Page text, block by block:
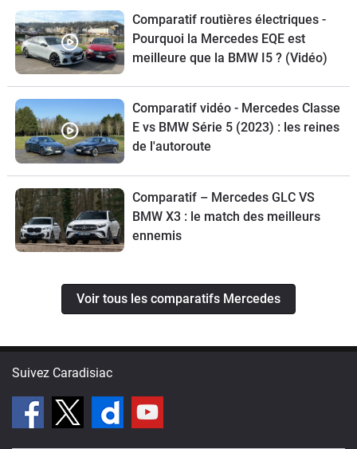
Comparatif routières électriques -
Pourquoi la Mercedes EQE est
meilleure que la BMW I5 ? (Vidéo)
Comparatif vidéo - Mercedes Classe
E vs BMW Série 5 (2023) : les reines
de l'autoroute
Comparatif – Mercedes GLC VS
BMW X3 : le match des meilleurs
ennemis
Voir tous les comparatifs Mercedes
Suivez Caradisiac